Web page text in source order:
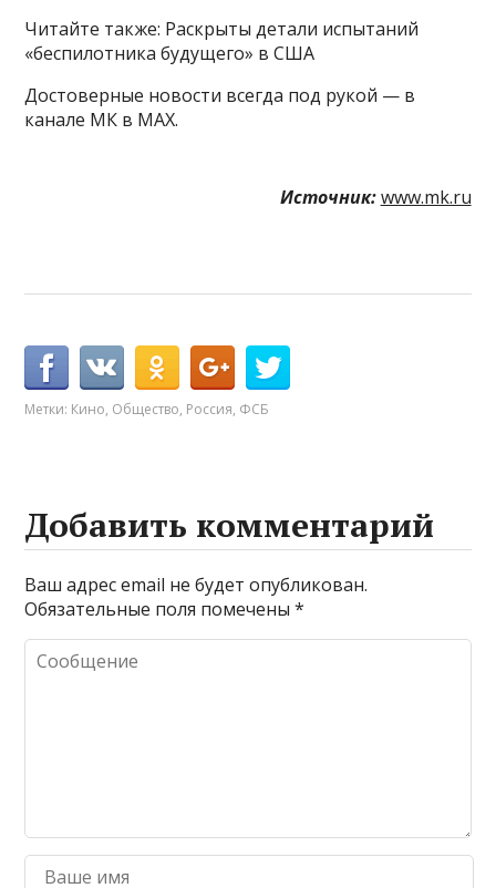
Читайте также: Раскрыты детали испытаний
«беспилотника будущего» в США
Достоверные новости всегда под рукой — в
канале МК в MAX.
Источник: www.mk.ru
Метки: Кино, Общество, Россия, ФСБ
Добавить комментарий
Ваш адрес email не будет опубликован.
Обязательные поля помечены*